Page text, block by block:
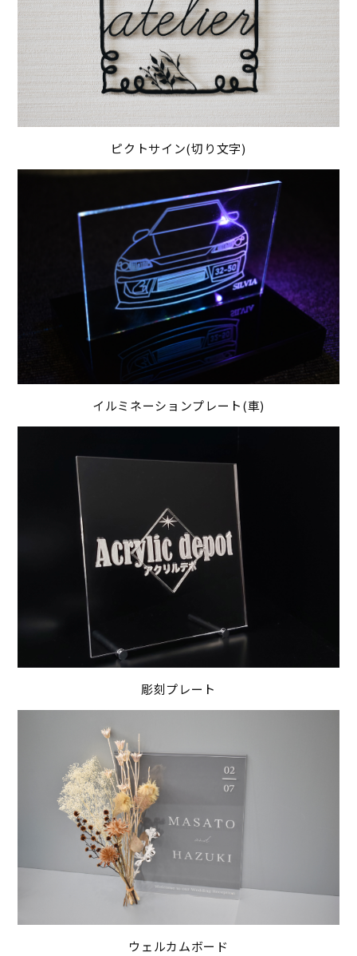
ピクトサイン(切り文字)
イルミネーションプレート(車)
彫刻プレート
ウェルカムボード